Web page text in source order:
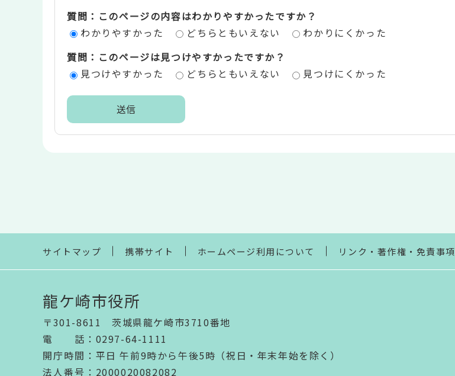
評
エ
質問：このページの内容はわかりやすかったですか？
わかりやすかった
どちらともいえない
わかりにくかった
質問：このページは見つけやすかったですか？
見つけやすかった
どちらともいえない 見つけにくかった
サイトマップ 携帯サイト ホームページ利用について リンク・著作権・免責事項
龍ケ崎市役所
〒301-8611 茨城県龍ケ崎市3710番地
電話 ： 0297-64-1111
開庁時間 ： 平日 午前9時から午後5時（祝日・年末年始を除く）
法人番号 ：2000020082082